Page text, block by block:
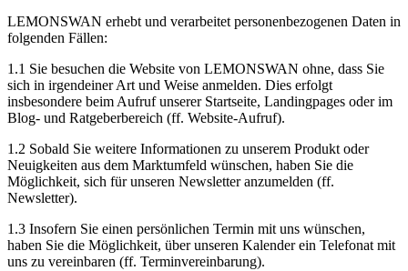
LEMONSWAN erhebt und verarbeitet personenbezogenen Daten in
folgenden Fällen:
1.1 Sie besuchen die Website von LEMONSWAN ohne, dass Sie
sich in irgendeiner Art und Weise anmelden. Dies erfolgt
insbesondere beim Aufruf unserer Startseite, Landingpages oder im
Blog- und Ratgeberbereich (ff. Website-Aufruf).
1.2 Sobald Sie weitere Informationen zu unserem Produkt oder
Neuigkeiten aus dem Marktumfeld wünschen, haben Sie die
Möglichkeit, sich für unseren Newsletter anzumelden (ff.
Newsletter).
1.3 Insofern Sie einen persönlichen Termin mit uns wünschen,
haben Sie die Möglichkeit, über unseren Kalender ein Telefonat mit
uns zu vereinbaren (ff. Terminvereinbarung).